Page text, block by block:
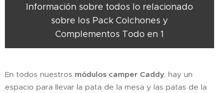
Información sobre todos lo relacionado
sobre los Pack Colchones y
Complementos Todo en 1
En todos nuestros módulos camper Caddy, hay un
espacio para llevar la pata de la mesa y las patas de la